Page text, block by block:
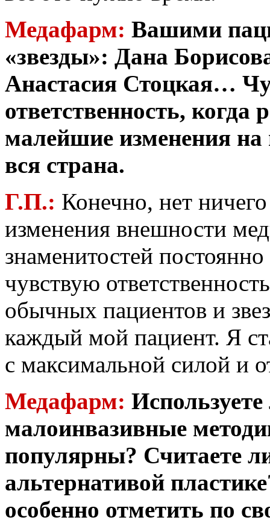
Медафарм: Вашими
«звезды»: Дана
Анастасия Стоцкая…
ответственность, когда
малейшие изменения на
вся страна.
Г.П.: Конечно, нет
изменения внешности
знаменитостей
чувствую
обычных пациентов и
каждый мой пациент. Я
с максимальной силой и
Медафарм:
малоинвазивные
популярны? Считаете
альтернативой
особенно отметить по